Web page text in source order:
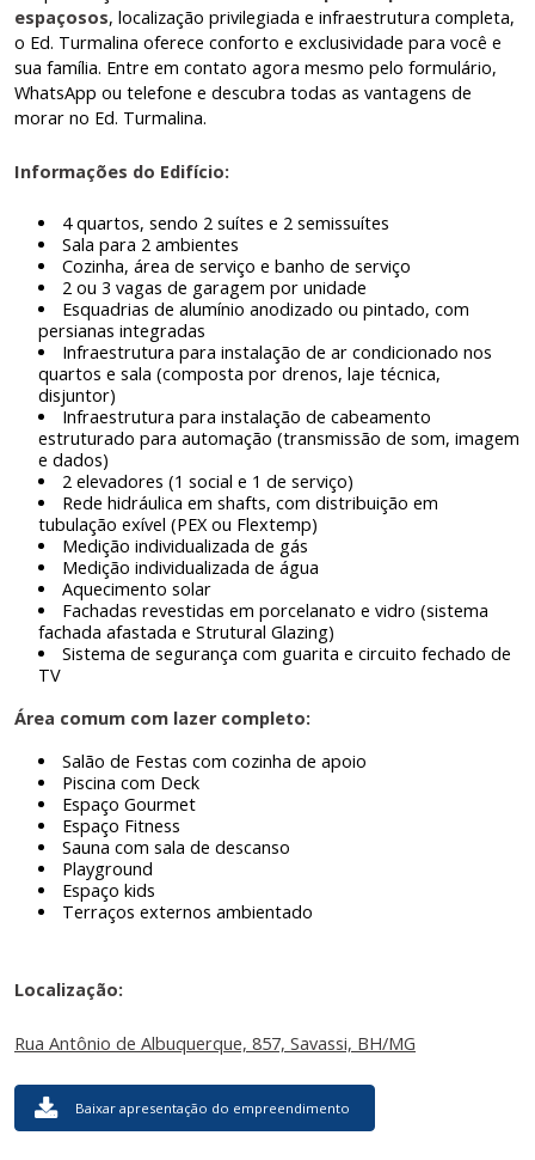
espaçosos, localização privilegiada e infraestrutura completa,
o Ed. Turmalina oferece conforto e exclusividade para você e
sua família. Entre em contato agora mesmo pelo formulário,
WhatsApp ou telefone e descubra todas as vantagens de
morar no Ed. Turmalina.
Informações do Edifício:
4 quartos, sendo 2 suítes e 2 semissuítes
Sala para 2 ambientes
Cozinha, área de serviço e banho de serviço
2 ou 3 vagas de garagem por unidade
Esquadrias de alumínio anodizado ou pintado, com
persianas integradas
Infraestrutura para instalação de ar condicionado nos
quartos e sala (composta por drenos, laje técnica,
disjuntor)
Infraestrutura para instalação de cabeamento
estruturado para automação (transmissão de som, imagem
e dados)
2 elevadores (1 social e 1 de serviço)
Rede hidráulica em shafts, com distribuição em
tubulação flexível (PEX ou Flextemp)
Medição individualizada de gás
Medição individualizada de água
Aquecimento solar
Fachadas revestidas em porcelanato e vidro (sistema
fachada afastada e Strutural Glazing)
Sistema de segurança com guarita e circuito fechado de
TV
Área comum com lazer completo:
Salão de Festas com cozinha de apoio
Piscina com Deck
Espaço Gourmet
Espaço Fitness
Sauna com sala de descanso
Playground
Espaço kids
Terraços externos ambientado
Localização:
Rua Antônio de Albuquerque, 857, Savassi, BH/MG
Baixar apresentação do empreendimento